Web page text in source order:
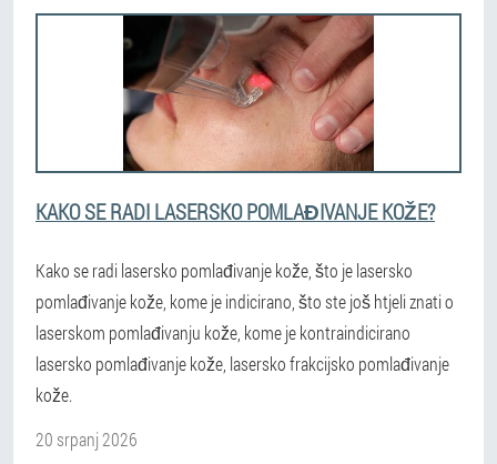
KAKO SE RADI LASERSKO POMLAĐIVANJE KOŽE?
Kako se radi lasersko pomlađivanje kože, što je lasersko
pomlađivanje kože, kome je indicirano, što ste još htjeli znati o
laserskom pomlađivanju kože, kome je kontraindicirano
lasersko pomlađivanje kože, lasersko frakcijsko pomlađivanje
kože.
20 srpanj 2026